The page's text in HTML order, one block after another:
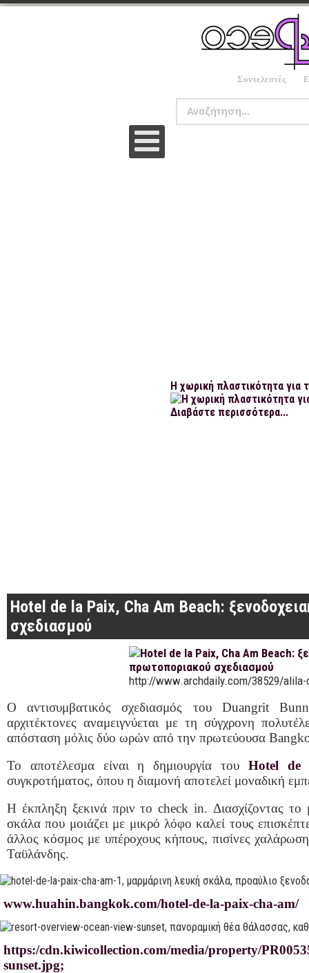
Συντελεστές
Η χωρική πλαστικότητα για
Διαβάστε περισσότερα...
Hotel de la Paix, Cha Am Beach:
σχεδιασμού
http://www.archdaily.com/38529/alila-
Ο αντισυμβατικός σχεδιασμός του Duangrit
αρχιτέκτονες αναμειγνύεται με τη σύγχρονη
απόσταση μόλις δύο ωρών από την πρωτεύουσα
Το αποτέλεσμα είναι η δημιουργία του Hotel de
συγκροτήματος, όπου η διαμονή αποτελεί μοναδική
Η έκπληξη ξεκινά πριν το check in. Διασχίζοντας το
σκάλα που μοιάζει με μικρό λόφο καλεί τους
άλλος κόσμος με υπέροχους κήπους, πισίνες
Ταϋλάνδης.
www.huahin.bangkok.com/hotel-de-la-paix-cha-am/
https:/cdn.kiwicollection.com/media/property/
sunset.jpg;